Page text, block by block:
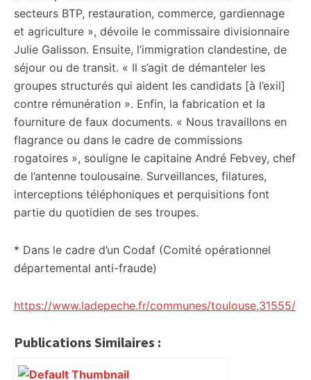
secteurs BTP, restauration, commerce, gardiennage
et agriculture », dévoile le commissaire divisionnaire
Julie Galisson. Ensuite, l’immigration clandestine, de
séjour ou de transit. « Il s’agit de démanteler les
groupes structurés qui aident les candidats [à l’exil]
contre rémunération ». Enfin, la fabrication et la
fourniture de faux documents. « Nous travaillons en
flagrance ou dans le cadre de commissions
rogatoires », souligne le capitaine André Febvey, chef
de l’antenne toulousaine. Surveillances, filatures,
interceptions téléphoniques et perquisitions font
partie du quotidien de ses troupes.
* Dans le cadre d’un Codaf (Comité opérationnel
départemental anti-fraude)
https://www.ladepeche.fr/communes/toulouse,31555/
Publications Similaires :